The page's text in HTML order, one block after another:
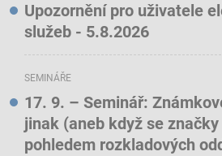
Upozornění pro uživatele
služeb - 5.8.2026
SEMINÁŘE
17. 9. – Seminář:
jinak (aneb když se
pohledem rozkladových